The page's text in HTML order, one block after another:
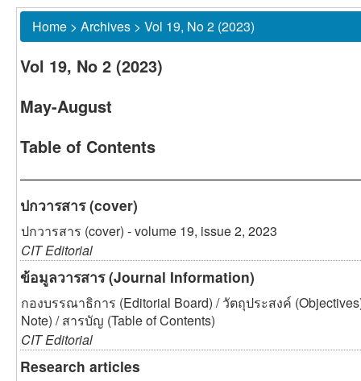
Home > Archives > Vol 19, No 2 (2023)
Vol 19, No 2 (2023)
May-August
Table of Contents
ปกวารสาร (cover)
ปกวารสาร (cover) - volume 19, issue 2, 2023
CIT Editorial
ข้อมูลวารสาร (Journal Information)
กองบรรณาธิการ (Editorial Board) / วัตถุประสงค์
Note) / สารบัญ (Table of Contents)
CIT Editorial
Research articles